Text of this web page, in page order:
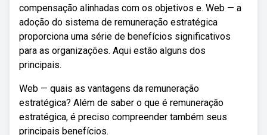
compensação alinhadas com os objetivos e. Web — a
adoção do sistema de remuneração estratégica
proporciona uma série de benefícios significativos
para as organizações. Aqui estão alguns dos
principais.
Web — quais as vantagens da remuneração
estratégica? Além de saber o que é remuneração
estratégica, é preciso compreender também seus
principais benefícios.